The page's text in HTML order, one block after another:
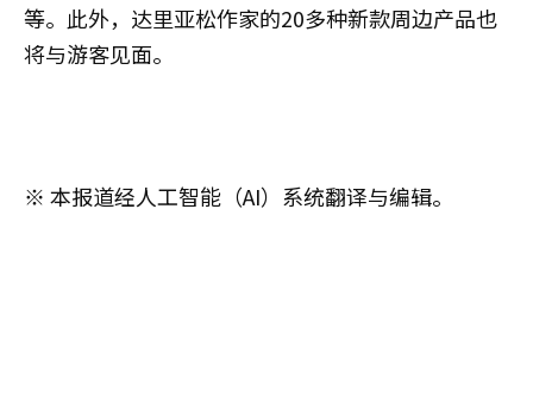
等。此外，达里亚松作家的20多种新款周边产品也
将与游客见面。
※ 本报道经人工智能（AI）系统翻译与编辑。